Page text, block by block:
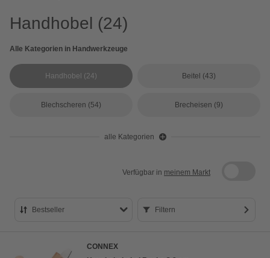
Handhobel (24)
Alle Kategorien in Handwerkzeuge
Handhobel (24) Beitel (43)
Blechscheren (54) Brecheisen (9)
alle Kategorien
Verfügbar in meinem Markt
Bestseller Filtern
CONNEX